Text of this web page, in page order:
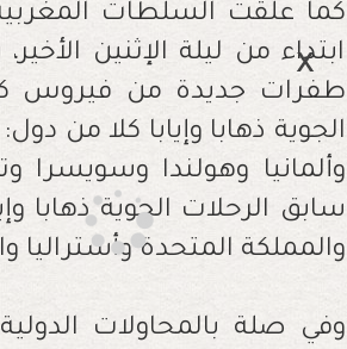
كما علقت السلطات
ابتداء من ليلة الإثنين
طفرات جديدة من فيروس
الجوية ذهابا وإيابا كلا من
وألمانيا وهولندا
سابق الرحلات الجوية ذهابا
والمملكة المتحدة وأستراليا
وفي صلة بالمحاولات